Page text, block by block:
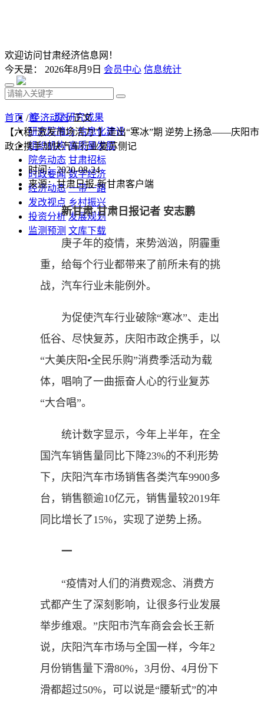
欢迎访问甘肃经济信息网！
今天是： 2026年8月9日 会员中心 信息统计
首 页 研究成果
研究院简介 信息化建设
组织机构 高质量发展
院务动态 甘肃招标
时政要闻 数字经济
经济动态 一带一路
发改视点 乡村振兴
投资分析 发展规划
监测预测 文库下载
首页 /经济动态/ 正文
【六稳“激发市场活力”】走出“寒冰”期 逆势上扬急——庆阳市
政企携手加快汽车行业复苏侧记
时间：2020-08-24
来源：甘肃日报-新甘肃客户端
新甘肃·甘肃日报记者 安志鹏
庚子年的疫情，来势汹汹，阴霾重
重，给每个行业都带来了前所未有的挑
战，汽车行业未能例外。
为促使汽车行业破除“寒冰”、走出
低谷、尽快复苏，庆阳市政企携手，以
“大美庆阳•全民乐购”消费季活动为载
体，唱响了一曲振奋人心的行业复苏
“大合唱”。
统计数字显示，今年上半年，在全
国汽车销售量同比下降23%的不利形势
下，庆阳汽车市场销售各类汽车9900多
台，销售额逾10亿元，销售量较2019年
同比增长了15%，实现了逆势上扬。
一
“疫情对人们的消费观念、消费方
式都产生了深刻影响，让很多行业发展
举步维艰。”庆阳市汽车商会会长王新
说，庆阳汽车市场与全国一样，今年2
月份销售量下滑80%，3月份、4月份下
滑都超过50%，可以说是“腰斩式”的冲